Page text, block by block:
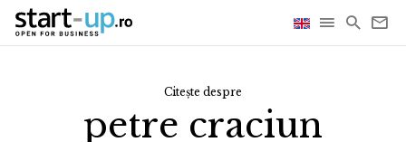
Citește despre
petre craciun